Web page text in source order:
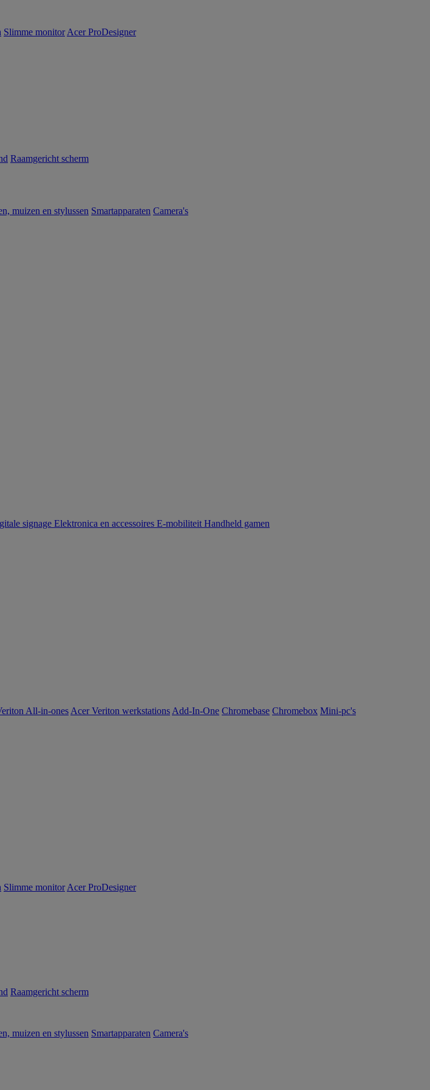
Slimme monitor Acer ProDesigner
Raamgericht scherm
muizen en stylussen Smartapparaten Camera's
signage Elektronica en accessoires E-mobiliteit Handheld gamen
All-in-ones Acer Veriton werkstations Add-In-One Chromebase Chromebox Mini-pc's
Slimme monitor Acer ProDesigner
Raamgericht scherm
muizen en stylussen Smartapparaten Camera's